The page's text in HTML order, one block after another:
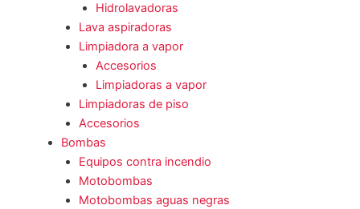
Hidrolavadoras
Lava aspiradoras
Limpiadora a vapor
Accesorios
Limpiadoras a vapor
Limpiadoras de piso
Accesorios
Bombas
Equipos contra incendio
Motobombas
Motobombas aguas negras